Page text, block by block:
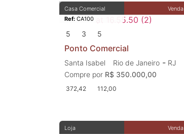
Venda
Casa Comercial
Ref: CA100
5 3 5
Ponto Comercial
Santa Isabel Rio de Janeiro - RJ
Compre por R$ 350.000,00
372,42 112,00
Venda
Loja